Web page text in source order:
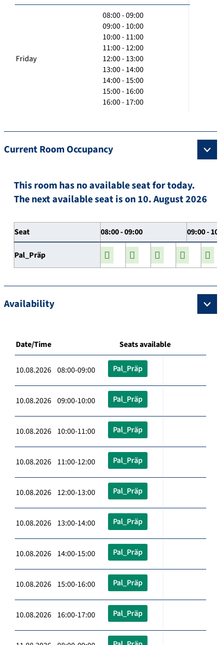
Friday
08:00 - 09:00
09:00 - 10:00
10:00 - 11:00
11:00 - 12:00
12:00 - 13:00
13:00 - 14:00
14:00 - 15:00
15:00 - 16:00
16:00 - 17:00
Current Room Occupancy
This room has no available seat for today.
The next available seat is on 10. August 2026
Seat 08:00 - 09:00 09:00 -
Pal_Präp
Availability
Date/Time Seats available
10.08.2026 08:00-09:00 Pal_Präp
10.08.2026 09:00-10:00 Pal_Präp
10.08.2026 10:00-11:00 Pal_Präp
10.08.2026 11:00-12:00 Pal_Präp
10.08.2026 12:00-13:00 Pal_Präp
10.08.2026 13:00-14:00 Pal_Präp
10.08.2026 14:00-15:00 Pal_Präp
10.08.2026 15:00-16:00 Pal_Präp
10.08.2026 16:00-17:00 Pal_Präp